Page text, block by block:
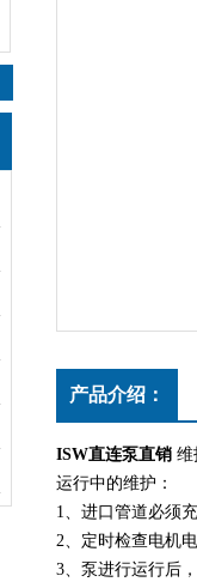
产品介绍：
ISW直连泵直销 维
运行中的维护：
1、进口管道必须
2、定时检查电机
3、泵进行运行后